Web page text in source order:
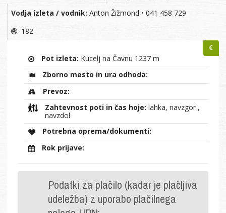
Vodja izleta / vodnik: Anton Žižmond • 041 458 729
182
Pot izleta: Kucelj na Čavnu 1237 m
Zborno mesto in ura odhoda:
Prevoz:
Zahtevnost poti in čas hoje: lahka, navzgor ,
navzdol
Potrebna oprema/dokumenti:
Rok prijave:
Podatki za plačilo (kadar je plačljiva
udeležba) z uporabo plačilnega